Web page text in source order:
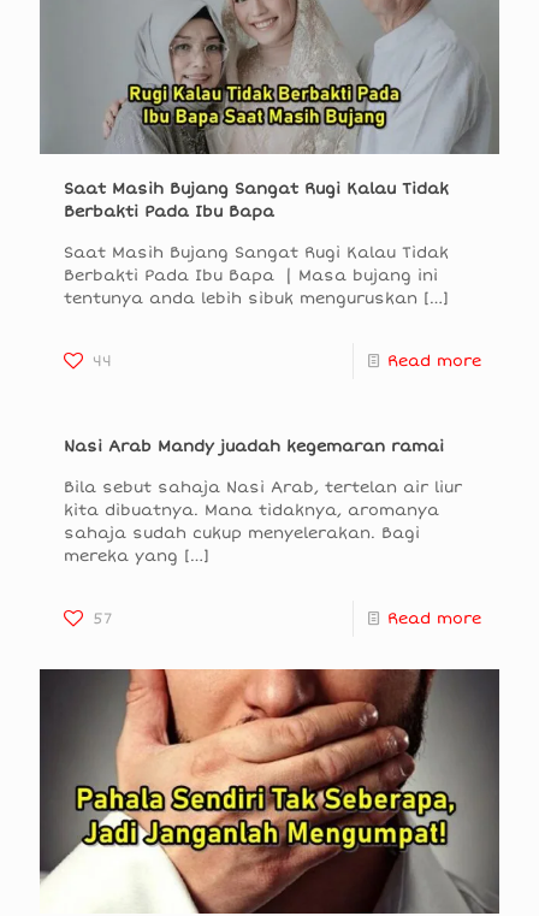
Saat Masih Bujang Sangat Rugi Kalau Tidak
Berbakti Pada Ibu Bapa
Saat Masih Bujang Sangat Rugi Kalau Tidak
Berbakti Pada Ibu Bapa | Masa bujang ini
tentunya anda lebih sibuk menguruskan […]
44 Read more
Nasi Arab Mandy juadah kegemaran ramai
Bila sebut sahaja Nasi Arab, tertelan air liur
kita dibuatnya. Mana tidaknya, aromanya
sahaja sudah cukup menyelerakan. Bagi
mereka yang […]
57 Read more